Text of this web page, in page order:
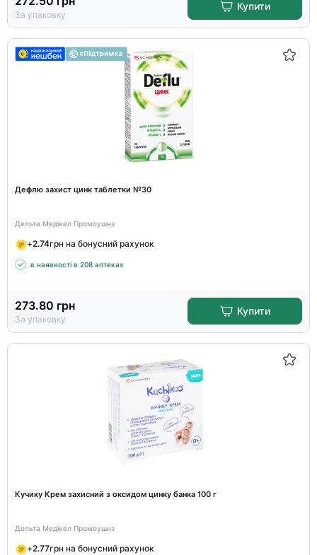
За упаковку
Купити
Дефлю захист цинк таблетки №30
Дельта Медікел Промоушнз
+2.74грн на бонусний рахунок
в наявності в 208 аптеках
273.80 грн
За упаковку
Купити
Кучику Крем захисний з оксидом цинку банка 100 г
Дельта Медікел Промоушнз
+2.77грн на бонусний рахунок